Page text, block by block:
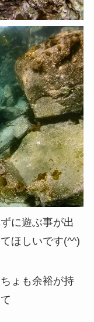
に遊ぶ事が出
ほしいです(^^)
ょも余裕が持